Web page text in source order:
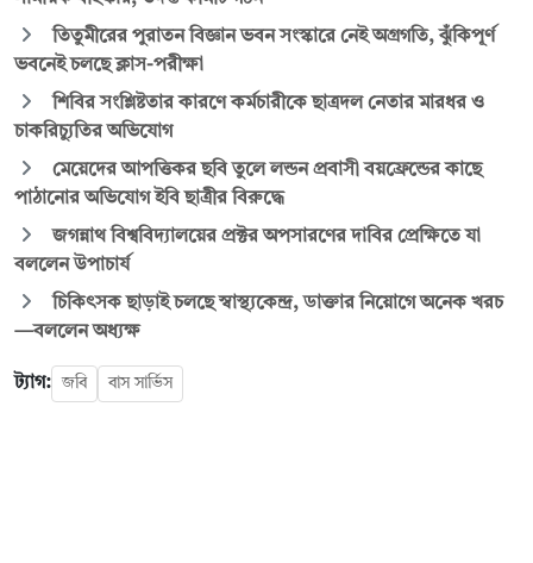
তিতুমীরের পুরাতন বিজ্ঞান ভবন সংস্কারে নেই অগ্রগতি, ঝুঁকিপূর্ণ
ভবনেই চলছে ক্লাস-পরীক্ষা
শিবির সংশ্লিষ্টতার কারণে কর্মচারীকে ছাত্রদল নেতার মারধর ও
চাকরিচ্যুতির অভিযোগ
মেয়েদের আপত্তিকর ছবি তুলে লন্ডন প্রবাসী বয়ফ্রেন্ডের কাছে
পাঠানোর অভিযোগ ইবি ছাত্রীর বিরুদ্ধে
জগন্নাথ বিশ্ববিদ্যালয়ের প্রক্টর অপসারণের দাবির প্রেক্ষিতে যা
বললেন উপাচার্য
চিকিৎসক ছাড়াই চলছে স্বাস্থ্যকেন্দ্র, ডাক্তার নিয়োগে অনেক খরচ
—বললেন অধ্যক্ষ
ট্যাগ: জবি বাস সার্ভিস